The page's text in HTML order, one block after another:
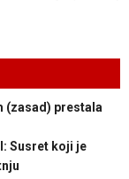
(zasad) prestala
Susret koji je